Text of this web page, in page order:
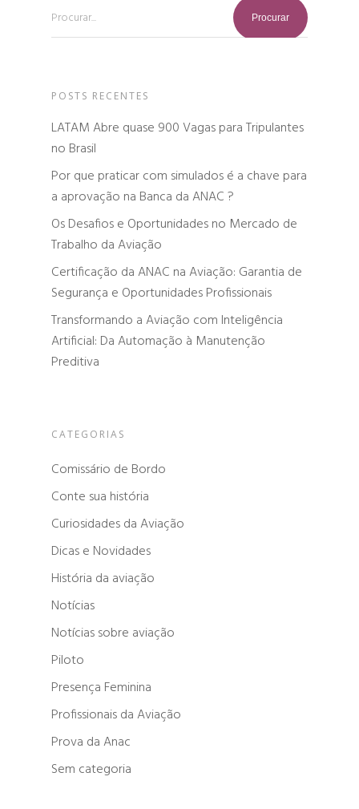
Procurar...
POSTS RECENTES
LATAM Abre quase 900 Vagas para Tripulantes
no Brasil
Por que praticar com simulados é a chave para
a aprovação na Banca da ANAC ?
Os Desafios e Oportunidades no Mercado de
Trabalho da Aviação
Certificação da ANAC na Aviação: Garantia de
Segurança e Oportunidades Profissionais
Transformando a Aviação com Inteligência
Artificial: Da Automação à Manutenção
Preditiva
CATEGORIAS
Comissário de Bordo
Conte sua história
Curiosidades da Aviação
Dicas e Novidades
História da aviação
Notícias
Notícias sobre aviação
Piloto
Presença Feminina
Profissionais da Aviação
Prova da Anac
Sem categoria